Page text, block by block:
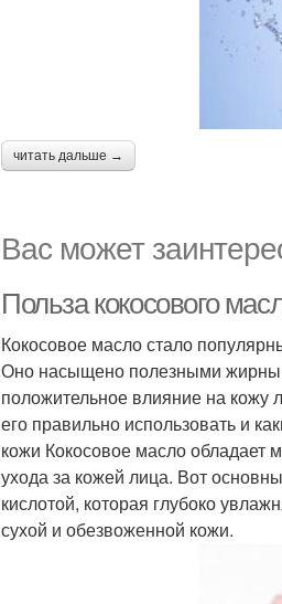
читать дальше →
Вас может
Польза кокосового
Кокосовое масло стало
Оно насыщено полезными
положительное влияние на кожу
его правильно использовать и
кожи Кокосовое масло обладает
ухода за кожей лица. Вот
кислотой, которая глубоко
сухой и обезвоженной кожи.